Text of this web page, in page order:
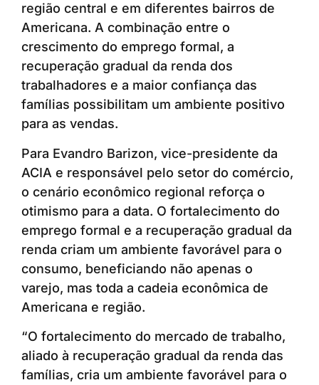
região central e em diferentes bairros de
Americana. A combinação entre o
crescimento do emprego formal, a
recuperação gradual da renda dos
trabalhadores e a maior confiança das
famílias possibilitam um ambiente positivo
para as vendas.
Para Evandro Barizon, vice-presidente da
ACIA e responsável pelo setor do comércio,
o cenário econômico regional reforça o
otimismo para a data. O fortalecimento do
emprego formal e a recuperação gradual da
renda criam um ambiente favorável para o
consumo, beneficiando não apenas o
varejo, mas toda a cadeia econômica de
Americana e região.
“O fortalecimento do mercado de trabalho,
aliado à recuperação gradual da renda das
famílias, cria um ambiente favorável para o